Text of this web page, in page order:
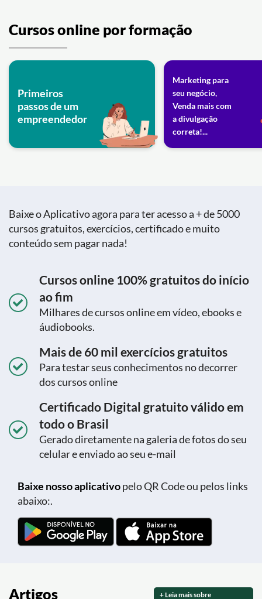
Cursos online por formação
Primeiros
passos de um
empreendedor
Marketing para
seu negócio,
Venda mais com
a divulgação
correta!...
Baixe o Aplicativo agora para ter acesso a + de 5000
cursos gratuitos, exercícios, certificado e muito
conteúdo sem pagar nada!
Cursos online 100% gratuitos do início
ao fim
Milhares de cursos online em vídeo, ebooks e
áudiobooks.
Mais de 60 mil exercícios gratuitos
Para testar seus conhecimentos no decorrer
dos cursos online
Certificado Digital gratuito válido em
todo o Brasil
Gerado diretamente na galeria de fotos do seu
celular e enviado ao seu e-mail
Baixe nosso aplicativopelo QR Code ou pelos links
abaixo:.
Artigos
+ Leia mais sobre